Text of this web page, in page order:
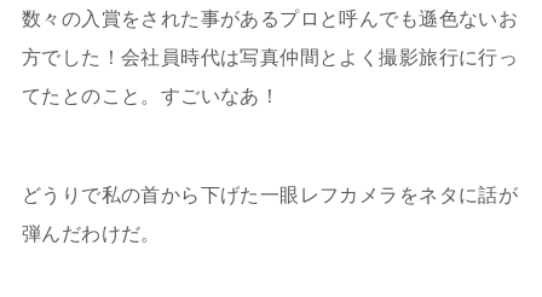
数々の入賞をされた事があるプロと呼んでも遜色ないお
方でした！会社員時代は写真仲間とよく撮影旅行に行っ
てたとのこと。すごいなあ！
どうりで私の首から下げた一眼レフカメラをネタに話が
弾んだわけだ。